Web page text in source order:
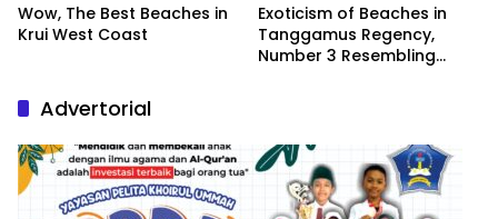
Wow, The Best Beaches in
Krui West Coast
Exoticism of Beaches in
Tanggamus Regency,
Number 3 Resembling
Advertorial